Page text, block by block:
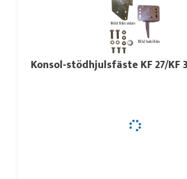
Konsol-stödhjulsfäste KF 27/KF